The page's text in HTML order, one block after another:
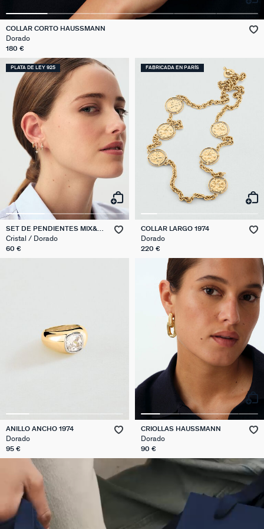
COLLAR CORTO HAUSSMANN
Dorado
180 €
PLATA DE LEY 925
SET DE PENDIENTES MIX&
MATCH
Cristal / Dorado
60 €
FABRICADA EN PARÍS
COLLAR LARGO 1974
Dorado
220 €
ANILLO ANCHO 1974
Dorado
95 €
CRIOLLAS HAUSSMANN
Dorado
90 €